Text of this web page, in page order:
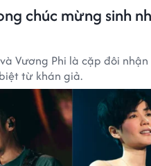
chúc mừng sinh
Vương Phi là cặp đôi
từ khán giả.